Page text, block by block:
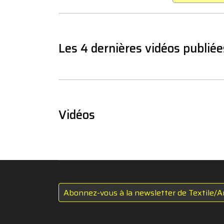
Les 4 dernières vidéos
Vidéos
Abonnez-vous à la newsletter de Textile/